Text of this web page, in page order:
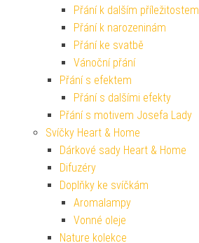
Přání k dalším příležitostem
Přání k narozeninám
Přání ke svatbě
Vánoční přání
Přání s efektem
Přání s dalšími efekty
Přání s motivem Josefa Lady
Svíčky Heart & Home
Dárkové sady Heart & Home
Difuzéry
Doplňky ke svíčkám
Aromalampy
Vonné oleje
Nature kolekce